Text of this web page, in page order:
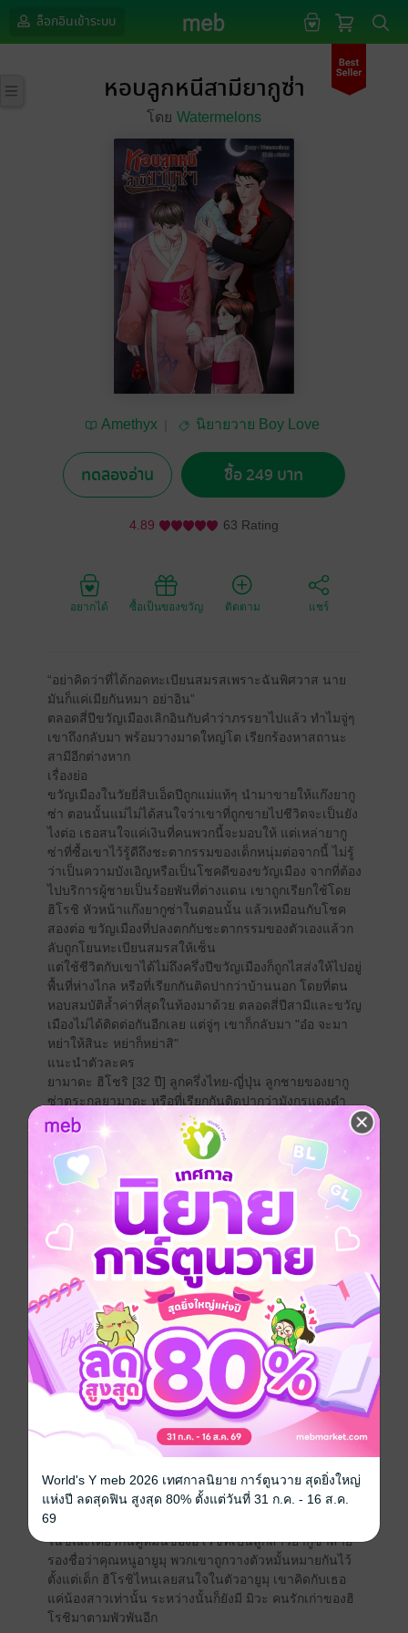
ล็อกอินเข้าระบบ
หอบลูกหนีสามียากูซ่า
โดย Watermelons
Amethyx
นิยายวาย Boy Love
ทดลองอ่าน ซื้อ 249 บาท
4.89 63 Rating
อยากได้ ซื้อเป็นของขวัญ ติดตาม แชร์
“อย่าคิดว่าที่ได้กอดทะเบียนสมรสเพราะฉันพิศวาส นาย
มันก็แค่เมียกันหมา อย่าอิน”
ตลอดสี่ปีขวัญเมืองเลิกอินกับคำว่าภรรยาไปแล้ว ทำไมจู่ๆ
เขาถึงกลับมา พร้อมวางมาดใหญ่โต เรียกร้องหาสถานะ
สามีอีกต่างหาก
เรื่องย่อ
ขวัญเมืองในวัยยี่สิบเอ็ดปีถูกแม่แท้ๆ นำมาขายให้แก๊งยากู
ซ่า ตอนนั้นแม่ไม่ได้สนใจว่าเขาที่ถูกขายไปชีวิตจะเป็นยัง
ไงต่อ เธอสนใจแค่เงินที่คนพวกนี้จะมอบให้ แต่เหล่ายากู
ซ่าที่ซื้อเขาไว้รู้ดีถึงชะตากรรมของเด็กหนุ่มต่อจากนี้ ไม่รู้
ว่าเป็นความบังเอิญหรือเป็นโชคดีของขวัญเมือง จากที่ต้อง
ไปบริการผู้ชายเป็นร้อยพันที่ต่างแดน เขาถูกเรียกใช้โดย
ฮิโรชิ หัวหน้าแก๊งยากูซ่าในตอนนั้น แล้วเหมือนกับโชค
สองต่อ ขวัญเมืองที่ปลงตกกับชะตากรรมของตัวเองแล้วก
ลับถูกโยนทะเบียนสมรสให้เซ็น
แต่ใช้ชีวิตกับเขาได้ไม่ถึงครึ่งปีขวัญเมืองก็ถูกไสส่งให้ไปอยู่
พื้นที่ห่างไกล หรือที่เรียกกันติดปากว่าบ้านนอก โดยที่ตน
หอบสมบัติล้ำค่าที่สุดในท้องมาด้วย ตลอดสี่ปีสามีและขวัญ
เมืองไม่ได้ติดต่อกันอีกเลย แต่จู่ๆ เขาก็กลับมา "อ๋อ จะมา
หย่าให้สินะ หย่าก็หย่าสิ"
แนะนำตัวละคร
ยามาดะ ฮิโชริ [32 ปี] ลูกครึ่งไทย-ญี่ปุ่น ลูกชายของยากู
ซ่าตระกูลยามาดะ หรือที่เรียกกันติดปากว่ามังกรแดงดำ
อิเรซูมิ (รอยสัก) ของแก๊งคือมังกรแดงดำ พ่อของเขามีเมีย
และลูกหลายคน แต่ในบรรดาลูกชายของท่านยามาดะฮิ
โรชิถือว่าแพรวพราวทั้งความฉลาดและทักษะการต่อสู้ จน
พ่อยอมรับให้ขึ้นคุมธุรกิจหลายอย่าง ระหว่างนั้นแม่เขาก็
แม้ว่าความสัมพันธ์ของเขากับพ่อจะดีแค่ไหน แต่ระหว่าง
พ่อกับแม่ของเขามันเริ่มได้ไม่ค่อยดีนัก โดยที่แม่ของฮิโรชิ
ถูกขายออกจากประเทศเพื่อไปทำงานเป็นโสเภณีที่ญี่ปุ่น
แต่โชคดีอยู่หน่อยที่ความงามของเธอไปเข้าตาของหัวหน้า
แก๊งมังกรดำแดงอย่างท่านยามาดะ จากนั้นก็เลี้ยงเธอไว้ใน
ฐานะนางบำเรอจนเกิดฮิโรชิขึ้นมา
ซึ่งเรื่องของแม่ทำให้เขานึกถึงเด็กหนุ่มตรงหน้าคนนี้
ขวัญเมือง [26 ปี] ร่างบางสะท้านไหล่สั่นเทาเดินตามหญิง
กลางคนเข้ามา
ดวงตาคู่กลมคลอเอ่อด้วยน้ำตา เขาเพียงพยักหน้าตามที่
หญิงคนนั้นบอก จากนั้นเธอก็รับเงินไปแลกกับส่งตัวเด็ก
หนุ่มให้ลูกน้องเขา คำเอ่ยสุดท้ายของหญิงคนนั้นพูดว่า
"แม่ไปก่อนนะ" ทำให้ฮิโรชิรู้ถึงความสัมพันธ์ของพวกเขา
เด็กหนุ่มอยู่ครู่ใหญ่ จากนั้นก็เอ่ยน้ำเสียงดุดันราวกับ
ราชสีห์
"พาขึ้นไปบนห้องฉัน"
ในขณะเดียวกันคู่หมั้นของฮิโรชิที่เป็นลูกสาวยากูซ่าสาย
รองชื่อว่าคุณหนูอายูมุ พวกเขาถูกวางตัวหมั้นหมายกันไว้
ตั้งแต่เด็ก ฮิโรชิไหนเลยสนใจในตัวอายูมุ เขาคิดกับเธอ
แค่น้องสาวเท่านั้น ระหว่างนั้นก็ยังมี มิวะ คนรักเก่าของฮิ
โรชิมาตามพัวพันอีก
World's Y meb 2026 เทศกาลนิยาย การ์ตูนวาย สุดยิ่งใหญ่
แห่งปี ลดสุดฟิน สูงสุด 80% ตั้งแต่วันที่ 31 ก.ค. - 16 ส.ค.
69